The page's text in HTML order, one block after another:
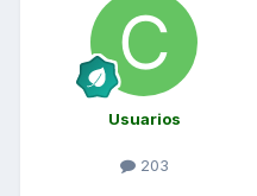
Usuarios
203